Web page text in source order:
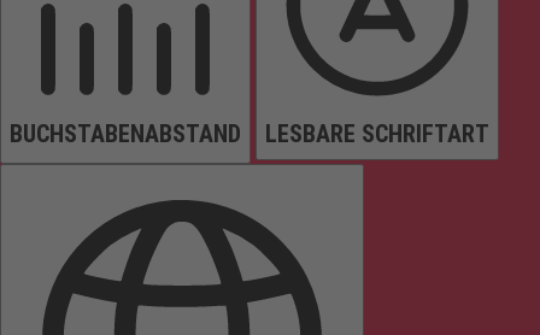
BUCHSTABENABSTAND LESBARE SCHRIFTART